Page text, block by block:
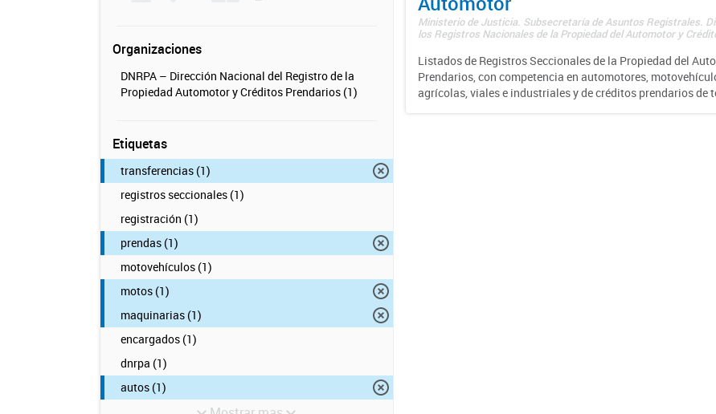
Organizaciones
DNRPA – Dirección Nacional del Registro de la
Propiedad Automotor y Créditos Prendarios (1)
Etiquetas
transferencias (1)
registros seccionales (1)
registración (1)
prendas (1)
motovehículos (1)
motos (1)
maquinarias (1)
encargados (1)
dnrpa (1)
autos (1)
Ministerio de Justicia. Subsecretaría de Asuntos Registrales.
los Registros Nacionales de la Propiedad del Automotor y
Listados de Registros Seccionales de la Propiedad del
Prendarios, con competencia en automotores,
agrícolas, viales e industriales y de créditos prendarios de